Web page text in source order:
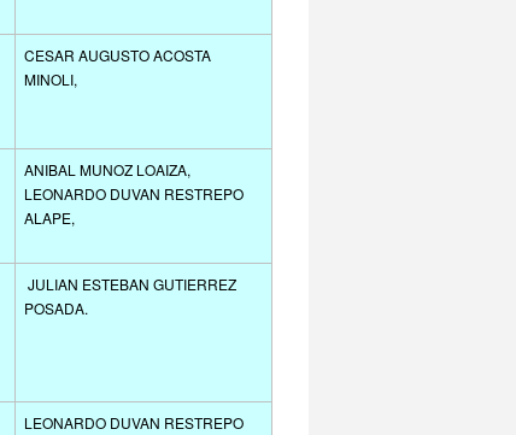
CESAR AUGUSTO ACOSTA
MINOLI,
ANIBAL MUNOZ LOAIZA,
LEONARDO DUVAN RESTREPO
ALAPE,
JULIAN ESTEBAN GUTIERREZ
POSADA.
LEONARDO DUVAN RESTREPO